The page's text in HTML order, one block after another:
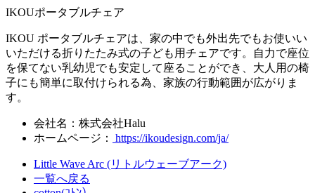
IKOUポータブルチェア
IKOU ポータブルチェアは、家の中でも外出先でもお使いい
いただける折りたたみ式の子ども用チェアです。自力で座位
を保てない乳幼児でも安定して座ることができ、大人用の椅
子にも簡単に取付けられる為、家族の行動範囲が広がりま
す。
会社名：株式会社Halu
ホームページ：
https://ikoudesign.com/ja/
Little Wave Arc (リトルウェーブアーク)
一覧へ戻る